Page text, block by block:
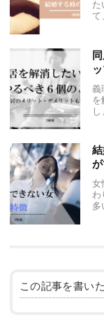
た
て
義
を
し
女
わ
多
この記事を書